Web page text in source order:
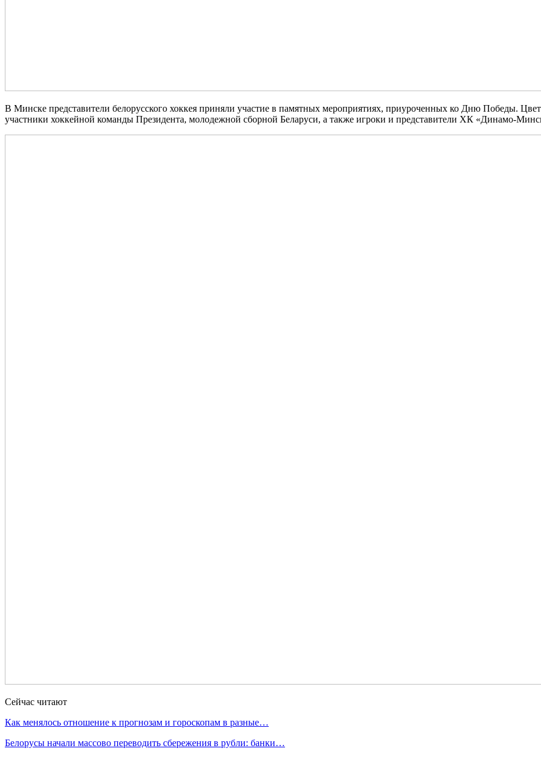
В Минске представители белорусского хоккея приняли участие в памятных мероприятиях, приуроченных ко Дню Победы.
участники хоккейной команды Президента, молодежной сборной Беларуси, а также игроки и представители ХК
Сейчас читают
Как менялось отношение к прогнозам и гороскопам в разные…
Белорусы начали массово переводить сбережения в рубли: банки…